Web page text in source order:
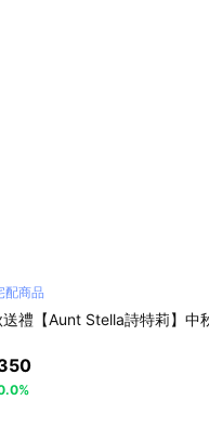
配商品
送禮【Aunt Stella詩特莉】中